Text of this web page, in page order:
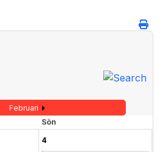
Februari
Sön
4